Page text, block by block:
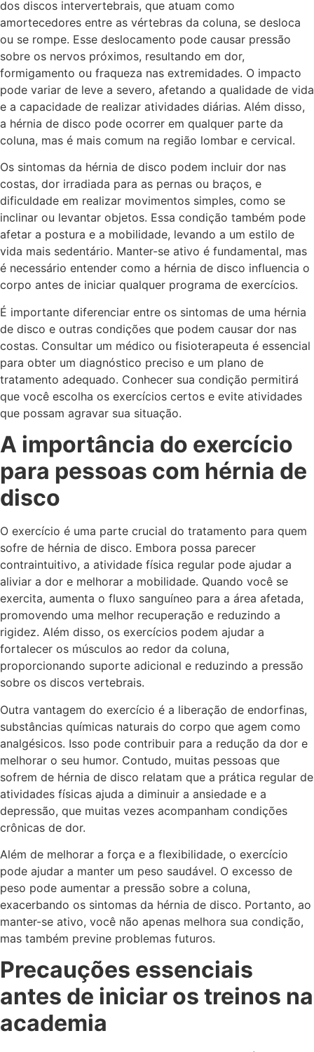
dos discos intervertebrais, que atuam como
amortecedores entre as vértebras da coluna, se desloca
ou se rompe. Esse deslocamento pode causar pressão
sobre os nervos próximos, resultando em dor,
formigamento ou fraqueza nas extremidades. O impacto
pode variar de leve a severo, afetando a qualidade de vida
e a capacidade de realizar atividades diárias. Além disso,
a hérnia de disco pode ocorrer em qualquer parte da
coluna, mas é mais comum na região lombar e cervical.
Os sintomas da hérnia de disco podem incluir dor nas
costas, dor irradiada para as pernas ou braços, e
dificuldade em realizar movimentos simples, como se
inclinar ou levantar objetos. Essa condição também pode
afetar a postura e a mobilidade, levando a um estilo de
vida mais sedentário. Manter-se ativo é fundamental, mas
é necessário entender como a hérnia de disco influencia o
corpo antes de iniciar qualquer programa de exercícios.
É importante diferenciar entre os sintomas de uma hérnia
de disco e outras condições que podem causar dor nas
costas. Consultar um médico ou fisioterapeuta é essencial
para obter um diagnóstico preciso e um plano de
tratamento adequado. Conhecer sua condição permitirá
que você escolha os exercícios certos e evite atividades
que possam agravar sua situação.
A importância do exercício
para pessoas com hérnia de
disco
O exercício é uma parte crucial do tratamento para quem
sofre de hérnia de disco. Embora possa parecer
contraintuitivo, a atividade física regular pode ajudar a
aliviar a dor e melhorar a mobilidade. Quando você se
exercita, aumenta o fluxo sanguíneo para a área afetada,
promovendo uma melhor recuperação e reduzindo a
rigidez. Além disso, os exercícios podem ajudar a
fortalecer os músculos ao redor da coluna,
proporcionando suporte adicional e reduzindo a pressão
sobre os discos vertebrais.
Outra vantagem do exercício é a liberação de endorfinas,
substâncias químicas naturais do corpo que agem como
analgésicos. Isso pode contribuir para a redução da dor e
melhorar o seu humor. Contudo, muitas pessoas que
sofrem de hérnia de disco relatam que a prática regular de
atividades físicas ajuda a diminuir a ansiedade e a
depressão, que muitas vezes acompanham condições
crônicas de dor.
Além de melhorar a força e a flexibilidade, o exercício
pode ajudar a manter um peso saudável. O excesso de
peso pode aumentar a pressão sobre a coluna,
exacerbando os sintomas da hérnia de disco. Portanto, ao
manter-se ativo, você não apenas melhora sua condição,
mas também previne problemas futuros.
Precauções essenciais
antes de iniciar os treinos na
academia